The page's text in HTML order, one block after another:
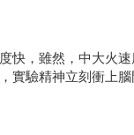
快，雖然，中大火
驗精神立刻衝上腦